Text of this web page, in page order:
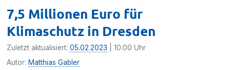
7,5 Millionen Euro für
Klimaschutz in Dresden
Zuletzt aktualisiert:05.02.2023 | 10:00 Uhr
Autor: Matthias Gabler